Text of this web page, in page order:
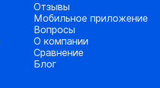
Отзывы
Мобильное приложение
Вопросы
О компании
Сравнение
Блог